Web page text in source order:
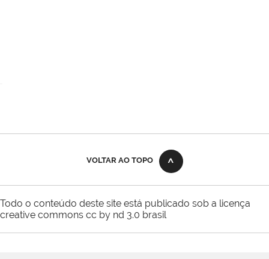
VOLTAR AO TOPO
Todo o conteúdo deste site está publicado sob a licença
creative commons cc by nd 3.0 brasil